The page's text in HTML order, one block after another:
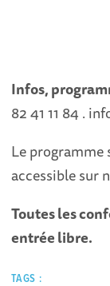
Infos,
82 41 11 84 .
Le
accessible sur
Toutes les
entrée libre.
TAGS :